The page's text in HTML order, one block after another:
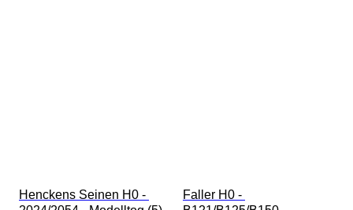
Henckens Seinen H0 -
Faller H0 -